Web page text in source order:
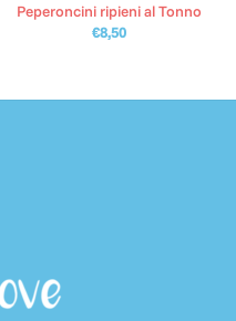
Peperoncini ripieni al Tonno
€8,50